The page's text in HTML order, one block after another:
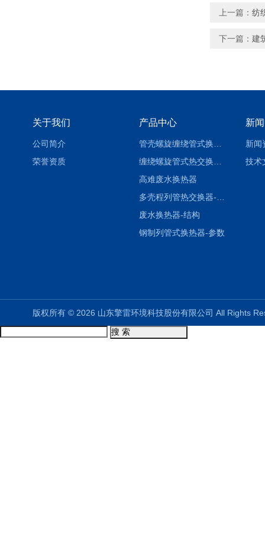
上一篇： 纺
下一篇： 建
关于我们
公司简介
荣誉资质
产品中心
高难废水换热器
废水换热器-结构
钢制列管式换热器-参数
新
新闻
技术
版权所有 © 2026 山东擎雷环境科技股份有限公司 All